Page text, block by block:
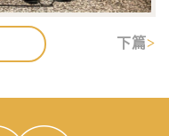
下篇